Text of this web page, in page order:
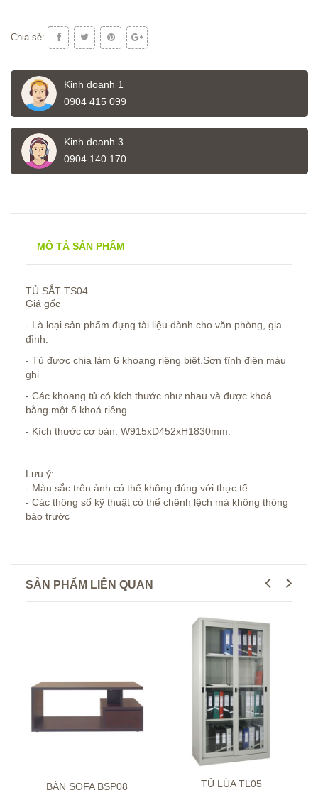
Chia sẻ:
Kinh doanh 1
0904 415 099
Kinh doanh 3
0904 140 170
MÔ TẢ SẢN PHẨM
TỦ SẮT TS04
Giá gốc
- Là loại sản phẩm đựng tài liệu dành cho văn phòng, gia
đình.
- Tủ được chia làm 6 khoang riêng biệt.Sơn tĩnh điện màu
ghi
- Các khoang tủ có kích thước như nhau và được khoá
bằng một ổ khoá riêng.
- Kích thước cơ bản: W915xD452xH1830mm.
Lưu ý:
- Màu sắc trên ảnh có thể không đúng với thực tế
- Các thông số kỹ thuật có thể chênh lệch mà không thông
báo trước
SẢN PHẨM LIÊN QUAN
BÀN SOFA BSP08 TỦ LÙA TL05